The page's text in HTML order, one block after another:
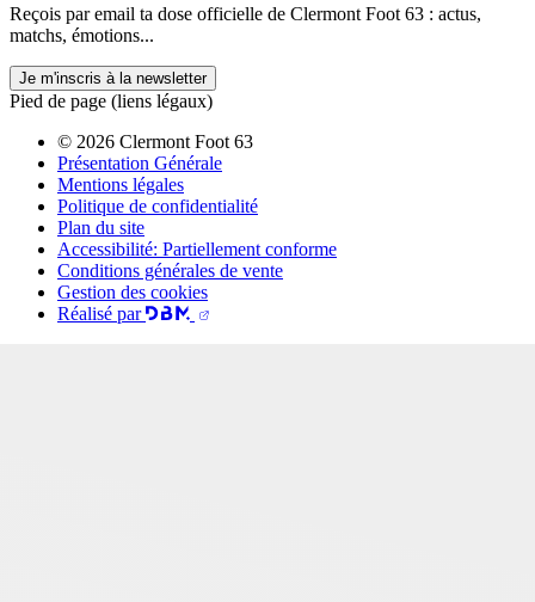
Reçois par email ta dose officielle de Clermont Foot 63 : actus,
matchs, émotions...
Je m'inscris à la newsletter
Pied de page (liens légaux)
© 2026 Clermont Foot 63
Présentation Générale
Mentions légales
Politique de confidentialité
Plan du site
Accessibilité: Partiellement conforme
Conditions générales de vente
Gestion des cookies
Réalisé par